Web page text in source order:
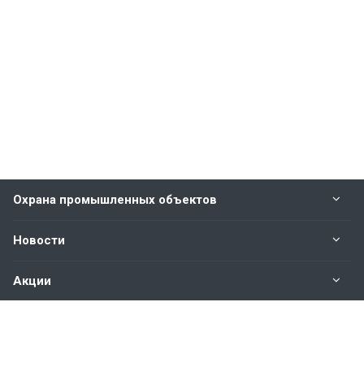
Охрана промышленных объектов
Новости
Акции